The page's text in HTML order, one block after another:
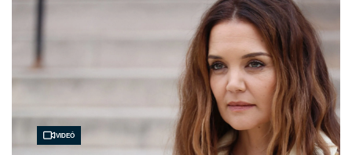
Videó